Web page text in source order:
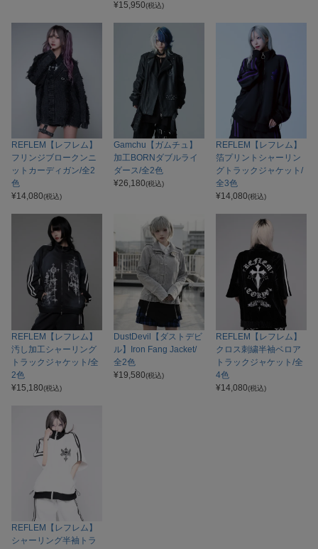
¥15,950(税込)
REFLEM【レフレム】
フリンジブロークンニ
ットカーディガン/全2
色
¥14,080(税込)
Gamchu【ガムチュ】
加工BORNダブルライ
ダース/全2色
¥26,180(税込)
REFLEM【レフレム】
箔プリントシャーリン
グトラックジャケット/
全3色
¥14,080(税込)
REFLEM【レフレム】
汚し加工シャーリング
トラックジャケット/全
2色
¥15,180(税込)
DustDevil【ダストデビ
ル】Iron Fang Jacket/
全2色
¥19,580(税込)
REFLEM【レフレム】
クロス刺繍半袖ベロア
トラックジャケット/全
4色
¥14,080(税込)
REFLEM【レフレム】
シャーリング半袖トラ